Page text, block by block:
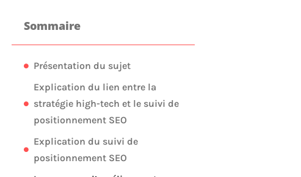
Sommaire
Présentation du sujet
Explication du lien entre la
stratégie high-tech et le suivi de
positionnement SEO
Explication du suivi de
positionnement SEO